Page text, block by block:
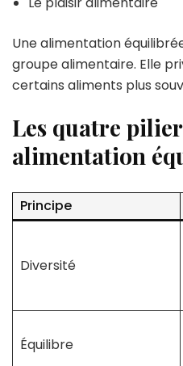
Une alimentation
groupe alimentaire. Elle
certains aliments plus
Les quatre
alimentation
Principe
Diversité
Équilibre